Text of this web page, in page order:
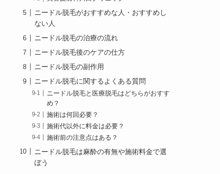
ニードル脱毛がおすすめな人・おすすめし
ない人
ニードル脱毛の治療の流れ
ニードル脱毛後のケアの仕方
ニードル脱毛の副作用
ニードル脱毛に関するよくある質問
ニードル脱毛と医療脱毛はどちらがおすす
め？
施術は何回必要？
施術代以外に料金は必要？
施術前の注意点はある？
ニードル脱毛は麻酔の有無や施術料金で選
ぼう